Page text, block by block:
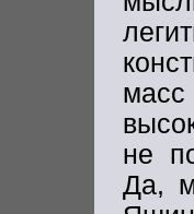
не
Да,